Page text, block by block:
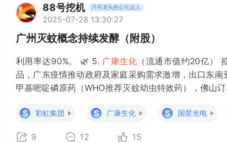
88号挖机 只买龙头的公社达人
2025-07-28 13:30:27
广州灭蚊概念持续发酵（附股）
利用率达90%。 🌿 5. 广康生化 （流通市值约20亿）
品，广东疫情推动政府及家庭采购需求激增，出口东
甲基嘧啶磷原药（WHO推荐灭蚊幼虫特效药），佛山
S
彩虹集团 S 广康生化 S 国星光电
9 12 15